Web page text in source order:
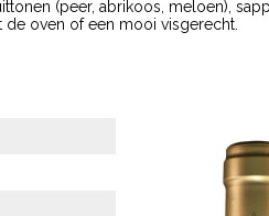
(peer, abrikoos, meloen),
oven of een mooi visgerecht.